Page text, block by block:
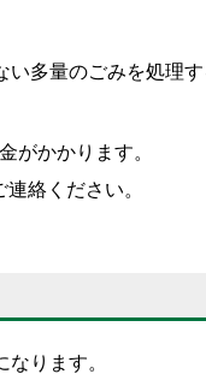
多量のごみを処理
がかかります。
絡ください。
ります。